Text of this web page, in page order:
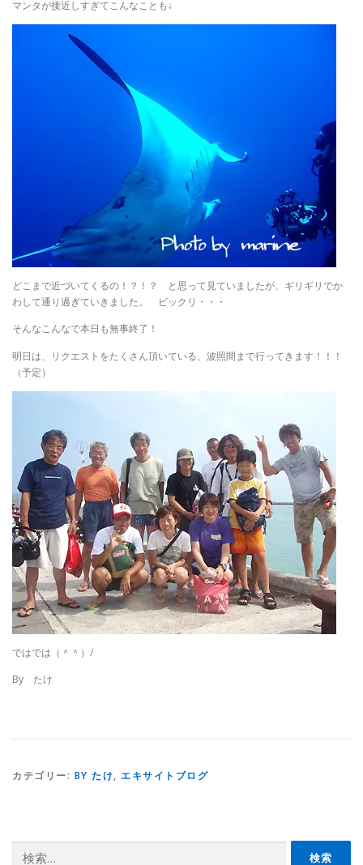
マンタが接近しすぎてこんなことも↓
どこまで近づいてくるの！？！？ と思って見ていましたが、ギリギリでか
わして通り過ぎていきました。 ビックリ・・・
そんなこんなで本日も無事終了！
明日は、リクエストをたくさん頂いている、波照間まで行ってきます！！！
（予定）
ではでは（＾＾）/
By たけ
カテゴリー: BY たけ, エキサイトブログ